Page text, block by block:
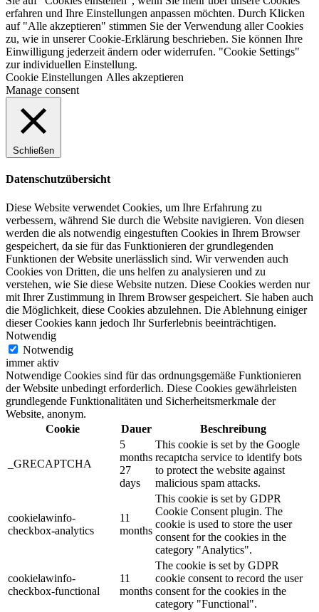
erfahren und Ihre Einstellungen anpassen möchten. Durch Klicken
auf "Alle akzeptieren" stimmen Sie der Verwendung aller Cookies
zu, wie in unserer Cookie-Erklärung beschrieben. Sie können Ihre
Einwilligung jederzeit ändern oder widerrufen. "Cookie Settings"
zur individuellen Einstellung.
Cookie Einstellungen Alles akzeptieren
Manage consent
Schließen
Datenschutzübersicht
Diese Website verwendet Cookies, um Ihre Erfahrung zu
verbessern, während Sie durch die Website navigieren. Von diesen
werden die als notwendig eingestuften Cookies in Ihrem Browser
gespeichert, da sie für das Funktionieren der grundlegenden
Funktionen der Website unerlässlich sind. Wir verwenden auch
Cookies von Dritten, die uns helfen zu analysieren und zu
verstehen, wie Sie diese Website nutzen. Diese Cookies werden nur
mit Ihrer Zustimmung in Ihrem Browser gespeichert. Sie haben auch
die Möglichkeit, diese Cookies abzulehnen. Die Ablehnung einiger
dieser Cookies kann jedoch Ihr Surferlebnis beeinträchtigen.
Notwendig
Notwendig
immer aktiv
Notwendige Cookies sind für das ordnungsgemäße Funktionieren
der Website unbedingt erforderlich. Diese Cookies gewährleisten
grundlegende Funktionalitäten und Sicherheitsmerkmale der
Website, anonym.
Cookie
Dauer Beschreibung
_GRECAPTCHA
5
months
27
days
This cookie is set by the Google
recaptcha service to identify bots
to protect the website against
malicious spam attacks.
cookielawinfo-
checkbox-analytics
11
months
This cookie is set by GDPR
Cookie Consent plugin. The
cookie is used to store the user
consent for the cookies in the
category "Analytics".
cookielawinfo-
checkbox-functional
11
months
The cookie is set by GDPR
cookie consent to record the user
consent for the cookies in the
category "Functional".